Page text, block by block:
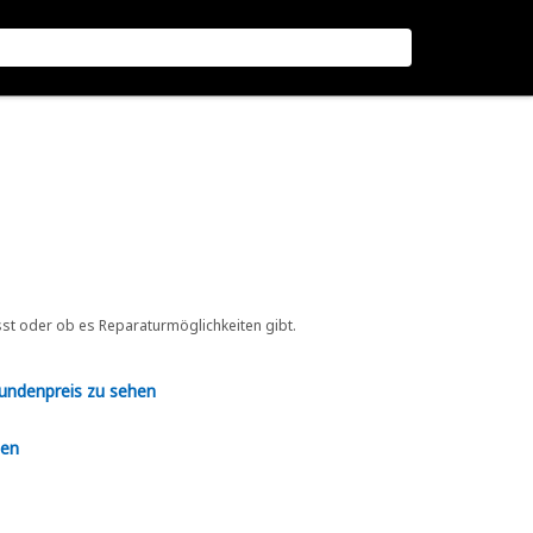
oder ob es Reparaturmöglichkeiten gibt.
zu sehen